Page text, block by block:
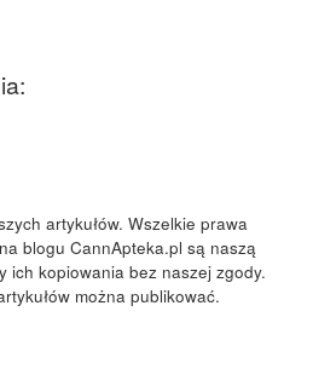
artykułów. Wszelkie prawa
blogu CannApteka.pl są naszą
ich kopiowania bez naszej zgody.
można publikować.